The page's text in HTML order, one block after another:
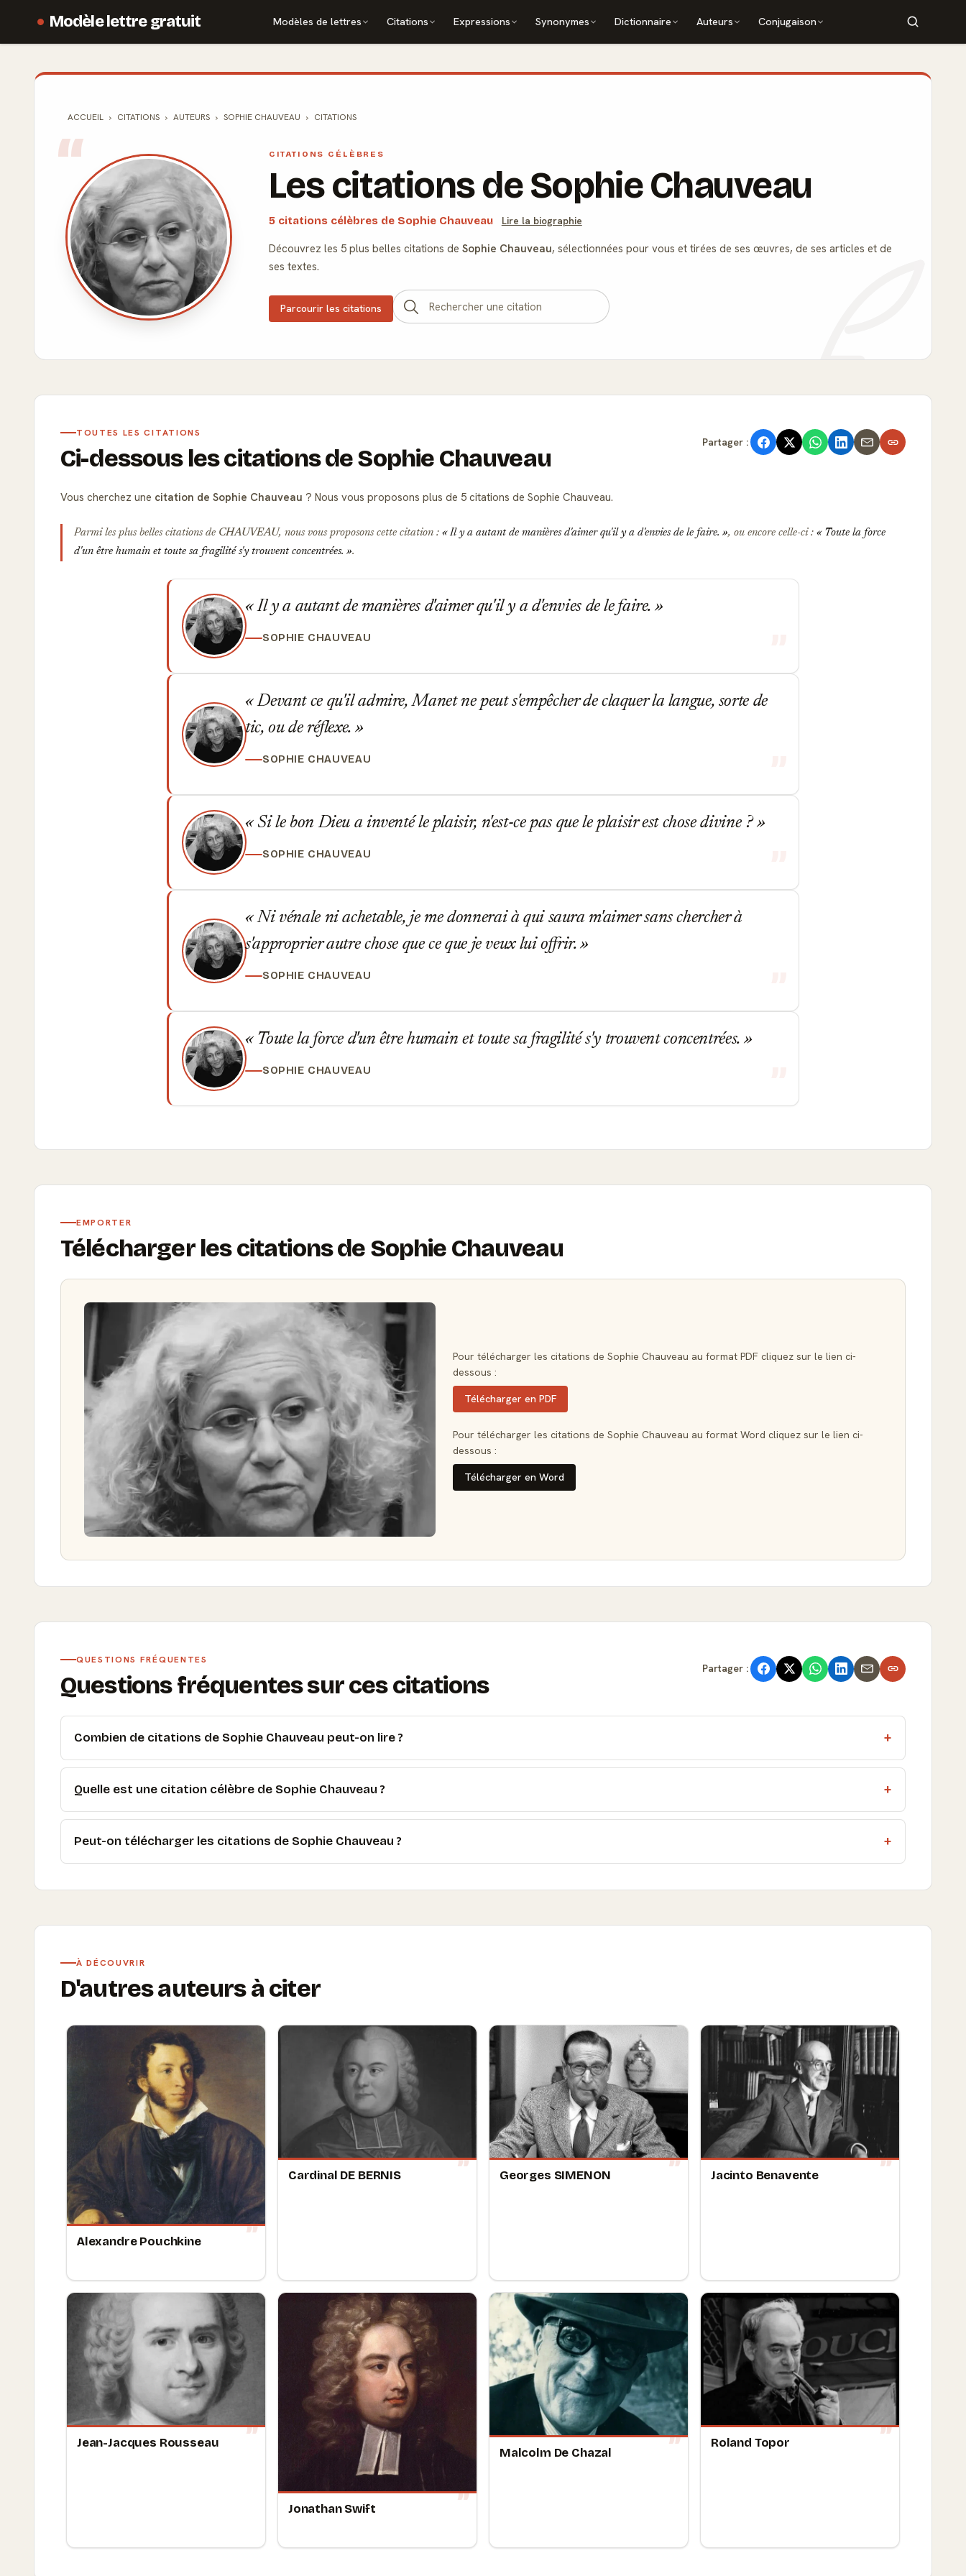
Modèle lettre gratuit Modèles de lettres Citations Expressions Synonymes Dictionnaire Auteurs Conjugaison
ACCUEIL CITATIONS AUTEURS SOPHIE CHAUVEAU CITATIONS
CITATIONS CÉLÈBRES
Les citations de Sophie Chauveau
5 citations célèbres de Sophie Chauveau Lire la biographie
Découvrez les 5 plus belles citations de Sophie Chauveau, sélectionnées pour vous et tirées de ses œuvres, de ses articles et de
ses textes.
Parcourir les citations
TOUTES LES CITATIONS
Ci-dessous les citations de Sophie Chauveau
Partager :
Vous cherchez une citation de Sophie Chauveau ? Nous vous proposons plus de 5 citations de Sophie Chauveau.
Parmi les plus belles citations de CHAUVEAU, nous vous proposons cette citation : Il y a autant de manières d'aimer qu'il y a d'envies de le faire. , ou encore celle-ci :
Toute la force
d'un être humain et toute sa fragilité s'y trouvent concentrées.
.
Il y a autant de manières d'aimer qu'il y a d'envies de le faire.
SOPHIE CHAUVEAU
Devant ce qu'il admire, Manet ne peut s'empêcher de claquer la langue, sorte de
tic, ou de réflexe.
SOPHIE CHAUVEAU
Si le bon Dieu a inventé le plaisir, n'est-ce pas que le plaisir est chose divine ?
SOPHIE CHAUVEAU
Ni vénale ni achetable, je me donnerai à qui saura m'aimer sans chercher à
s'approprier autre chose que ce que je veux lui offrir.
SOPHIE CHAUVEAU
Toute la force d'un être humain et toute sa fragilité s'y trouvent concentrées.
SOPHIE CHAUVEAU
EMPORTER
Télécharger les citations de Sophie Chauveau
Pour télécharger les citations de Sophie Chauveau au format PDF cliquez sur le lien ci-
dessous :
Télécharger en PDF
Pour télécharger les citations de Sophie Chauveau au format Word cliquez sur le lien ci-
dessous :
Télécharger en Word
QUESTIONS FRÉQUENTES
Questions fréquentes sur ces citations
Partager :
Combien de citations de Sophie Chauveau peut-on lire ?
Quelle est une citation célèbre de Sophie Chauveau ?
Peut-on télécharger les citations de Sophie Chauveau ?
À DÉCOUVRIR
D'autres auteurs à citer
Alexandre Pouchkine
Cardinal DE BERNIS Georges SIMENON Jacinto Benavente
Jean-Jacques Rousseau
Jonathan Swift
Malcolm De Chazal
Roland Topor